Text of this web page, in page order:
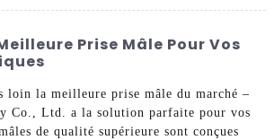
Prise Mâle Pour Vos
loin la meilleure prise mâle du marché –
Co., Ltd. a la solution parfaite pour vos
de qualité supérieure sont conçues